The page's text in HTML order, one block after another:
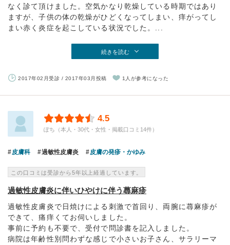
なく診て頂けました。空気かなり乾燥している時期ではあり
ますが、子供の体の乾燥がひどくなってしまい、痒がってし
まい赤く炎症を起こしている状況でした。...
続きを読む
2017年02月受診 / 2017年03月投稿 1人が参考になった
4.5
ぽち（本人・30代・女性・掲載口コミ14件）
皮膚科 過敏性皮膚炎 皮膚の発疹・かゆみ
この口コミは受診から5年以上経過しています。
過敏性皮膚炎に伴いひやけに伴う蕁麻疹
過敏性皮膚炎で日焼けによる刺激で首回り、両腕に蕁麻疹が
できて、痛痒くてお伺いしました。
事前に予約も不要で、受付で問診書を記入しました。
病院は年齢性別問わずな感じで小さいお子さん、サラリーマ